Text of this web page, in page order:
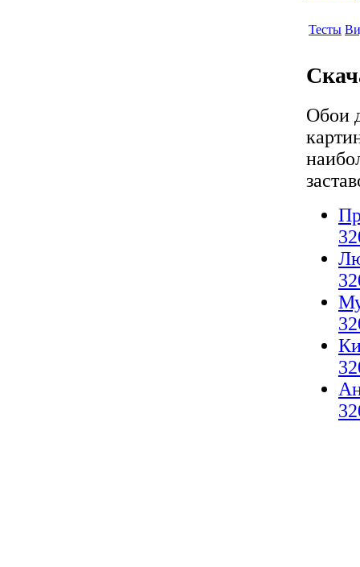
Тесты
Обои